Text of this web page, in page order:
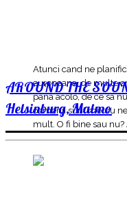
Atunci cand ne
europeana, de multe
pana acolo, de ce sa
oamenii sunt mereu
mult. O fi bine sau nu?
AROUND THE
Helsinburg, Malmo